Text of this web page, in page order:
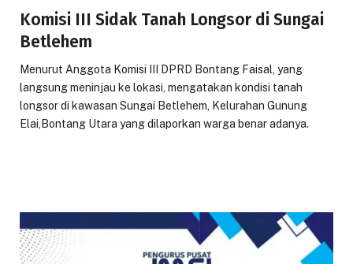
Komisi III Sidak Tanah Longsor di Sungai
Betlehem
Menurut Anggota Komisi III DPRD Bontang Faisal, yang
langsung meninjau ke lokasi, mengatakan kondisi tanah
longsor di kawasan Sungai Betlehem, Kelurahan Gunung
Elai,Bontang Utara yang dilaporkan warga benar adanya.